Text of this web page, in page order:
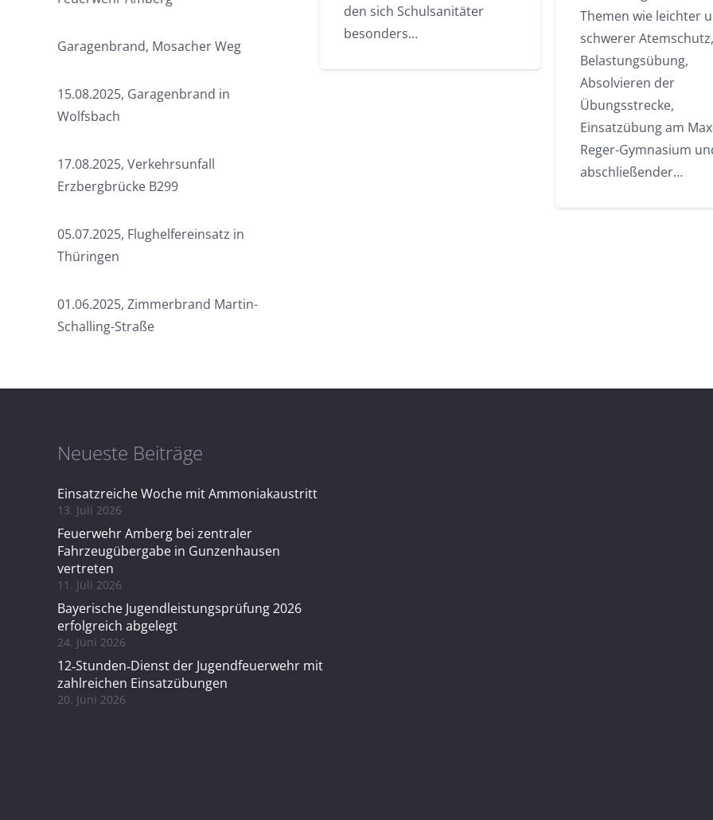
den sich Schulsanitäter
besonders…
Themen wie leichter
schwerer Atemschutz,
Belastungsübung,
Absolvieren der
Übungsstrecke,
Einsatzübung am
Reger-Gymnasium
abschließender…
Garagenbrand, Mosacher Weg
15.08.2025, Garagenbrand in
Wolfsbach
17.08.2025, Verkehrsunfall
Erzbergbrücke B299
05.07.2025, Flughelfereinsatz in
Thüringen
01.06.2025, Zimmerbrand Martin-
Schalling-Straße
Neueste Beiträge
Einsatzreiche Woche mit Ammoniakaustritt
13. Juli 2026
Feuerwehr Amberg bei zentraler
Fahrzeugübergabe in Gunzenhausen
vertreten
11. Juli 2026
Bayerische Jugendleistungsprüfung 2026
erfolgreich abgelegt
24. Juni 2026
12‑Stunden‑Dienst der Jugendfeuerwehr mit
zahlreichen Einsatzübungen
20. Juni 2026